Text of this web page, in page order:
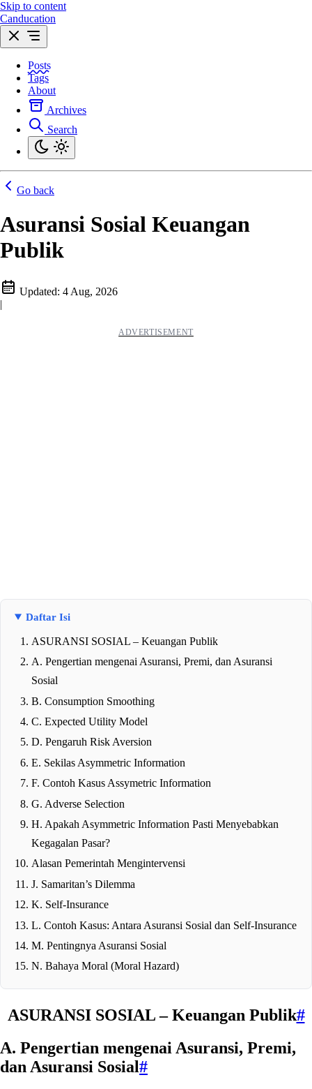
Skip to content
Canducation
Posts
Tags
About
Archives
Search
Go back
Asuransi Sosial Keuangan
Publik
Updated: 4 Aug, 2026
|
Daftar Isi
ASURANSI SOSIAL – Keuangan Publik
A. Pengertian mengenai Asuransi, Premi, dan Asuransi
Sosial
B. Consumption Smoothing
C. Expected Utility Model
D. Pengaruh Risk Aversion
E. Sekilas Asymmetric Information
F. Contoh Kasus Assymetric Information
G. Adverse Selection
H. Apakah Asymmetric Information Pasti Menyebabkan
Kegagalan Pasar?
Alasan Pemerintah Mengintervensi
J. Samaritan’s Dilemma
K. Self-Insurance
L. Contoh Kasus: Antara Asuransi Sosial dan Self-Insurance
M. Pentingnya Asuransi Sosial
N. Bahaya Moral (Moral Hazard)
ASURANSI SOSIAL – Keuangan Publik#
A. Pengertian mengenai Asuransi, Premi,
dan Asuransi Sosial#